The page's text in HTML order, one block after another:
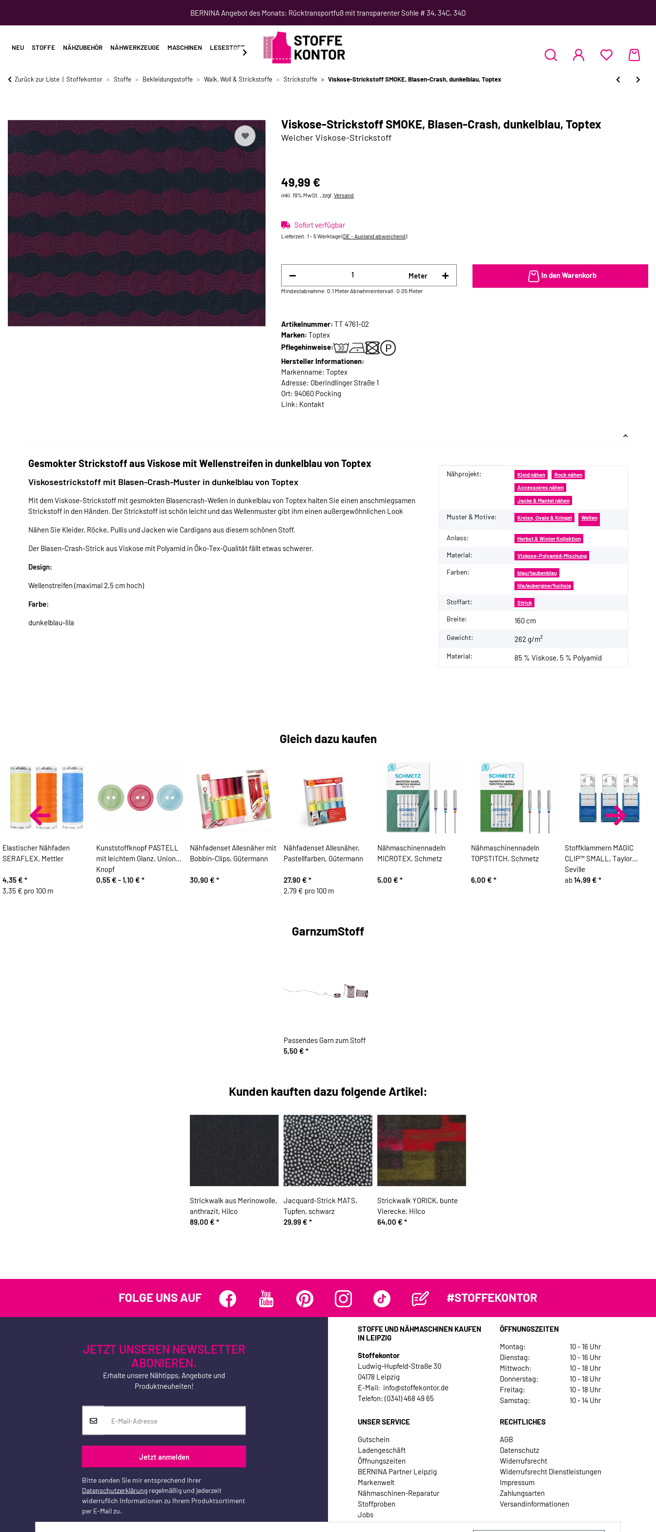
BERNINA Angebot des Monats: Rücktransportfuß mit transparenter Sohle # 34, 34C, 34D
NEU STOFFE NÄHZUBEHÖR NÄHWERKZEUGE MASCHINEN LESESTOFF SCHNITTMUSTER NÄHKURSE
Zurück zur Liste Stoffekontor Stoffe Bekleidungsstoffe Walk, Woll & Strickstoffe Strickstoffe Viskose-Strickstoff SMOKE, Blasen-Crash, dunkelblau, Toptex
Viskose-Strickstoff SMOKE, Blasen-Crash, dunkelblau, Toptex
Weicher Viskose-Strickstoff
49,99 €
inkl. 19% MwSt. , zzgl. Versand
Sofort verfügbar
Lieferzeit: 1 - 5 Werktage(DE - Ausland abweichend)
Meter
Mindestabnahme: 0.1 MeterAbnahmeintervall: 0.05 Meter
In den Warenkorb
Artikelnummer: TT 4761-02
Marken: Toptex
Pflegehinweise:
Hersteller Informationen:
Markenname: Toptex
Adresse: Oberindlinger Straße 1
Ort: 94060 Pocking
Link: Kontakt
Gesmokter Strickstoff aus Viskose mit Wellenstreifen in dunkelblau von Toptex
Viskosestrickstoff mit Blasen-Crash-Muster in dunkelblau von Toptex
Mit dem Viskose-Strickstoff mit gesmokten Blasencrash-Wellen in dunkelblau von Toptex halten Sie einen anschmiegsamen
Strickstoff in den Händen. Der Strickstoff ist schön leicht und das Wellenmuster gibt ihm einen außergewöhnlichen Look
Nähen Sie Kleider, Röcke, Pullis und Jacken wie Cardigans aus diesem schönen Stoff.
Der Blasen-Crash-Strick aus Viskose mit Polyamid in Öko-Tex-Qualität fällt etwas schwerer.
Design:
Wellenstreifen (maximal 2,5 cm hoch)
Farbe:
dunkelblau-lila
Produkteigenschaft
Wert
Nähprojekt: Kleid nähen Rock nähen
Accessoires nähen
Jacke & Mantel nähen
Muster & Motive: Kreise, Ovale & Kringel Wellen
Anlass: Herbst & Winter Kollektion
Material: Viskose-Polyamid-Mischung
Farben: blau/taubenblau
lila/aubergine/fuchsia
Stoffart: Strick
Breite: 160 cm
Gewicht: 262 g/m²
Material: 85 % Viskose, 5 % Polyamid
Gleich dazu kaufen
Elastischer Nähfaden
SERAFLEX, Mettler
4,35 € *
3,35 € pro 100 m
Kunststoffknopf PASTELL
mit leichtem Glanz, Union
Knopf
0,55 € -1,10 € *
Nähfadenset Allesnäher mit
Bobbin-Clips, Gütermann
30,90 € *
Nähfadenset Allesnäher,
Pastellfarben, Gütermann
27,90 € *
2,79 € pro 100 m
Nähmaschinennadeln
MICROTEX, Schmetz
5,00 € *
Nähmaschinennadeln
TOPSTITCH, Schmetz
6,00 € *
Stoffklammern MAGIC
CLIP™ SMALL, Taylor
Seville
ab14,99 € *
GarnzumStoff
Passendes Garn zum Stoff
5,50 € *
Kunden kauften dazu folgende Artikel:
Strickwalk aus Merinowolle,
anthrazit, Hilco
89,00 € *
Jacquard-Strick MATS,
Tupfen, schwarz
29,99 € *
Strickwalk YORICK, bunte
Vierecke, Hilco
64,00 € *
FOLGE UNS AUF #STOFFEKONTOR
JETZT UNSEREN NEWSLETTER
ABONIEREN.
Erhalte unsere Nähtipps, Angebote und
Produktneuheiten!
Jetzt anmelden
Bitte senden Sie mir entsprechend Ihrer
Datenschutzerklärung regelmäßig und jederzeit
widerruflich Informationen zu Ihrem Produktsortiment
per E-Mail zu.
STOFFE UND NÄHMASCHINEN KAUFEN
IN LEIPZIG
Stoffekontor
Ludwig-Hupfeld-Straße 30
04178 Leipzig
E-Mail: info@stoffekontor.de
Telefon: (0341) 468 49 65
ÖFFNUNGSZEITEN
Montag:
10 - 16 Uhr
Dienstag:
10 - 16 Uhr
Mittwoch:
10 - 18 Uhr
Donnerstag:
10 - 18 Uhr
Freitag:
10 - 18 Uhr
Samstag:
10 - 14 Uhr
UNSER SERVICE
Gutschein
Ladengeschäft
Öffnungszeiten
BERNINA Partner Leipzig
Markenwelt
Nähmaschinen-Reparatur
Stoffproben
Jobs
Kontakt
RECHTLICHES
AGB
Datenschutz
Widerrufsrecht
Widerrufsrecht Dienstleistungen
Impressum
Zahlungsarten
Versandinformationen